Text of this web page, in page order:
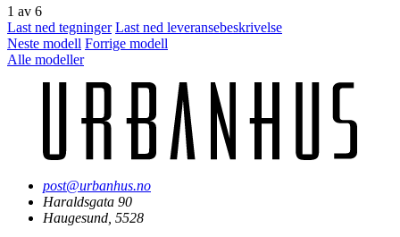
1 av 6
Last ned tegninger Last ned leveransebeskrivelse
Neste modell Forrige modell
Alle modeller
post@urbanhus.no
Haraldsgata 90
Haugesund, 5528